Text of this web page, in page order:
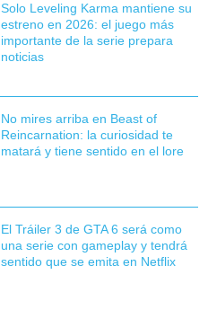
Solo Leveling Karma mantiene su
estreno en 2026: el juego más
importante de la serie prepara
noticias
No mires arriba en Beast of
Reincarnation: la curiosidad te
matará y tiene sentido en el lore
El Tráiler 3 de GTA 6 será como
una serie con gameplay y tendrá
sentido que se emita en Netflix